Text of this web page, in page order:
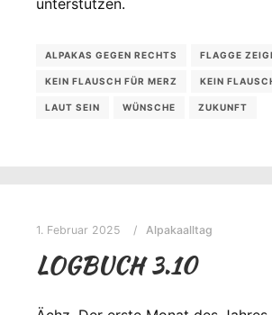
ALPAKAS GEGEN RECHTS FLAGGE
KEIN FLAUSCH FÜR MERZ KEIN
LAUT SEIN WÜNSCHE ZUKUNFT
1. Februar 2025 Alpakaalltag
LOGBUCH 3.10